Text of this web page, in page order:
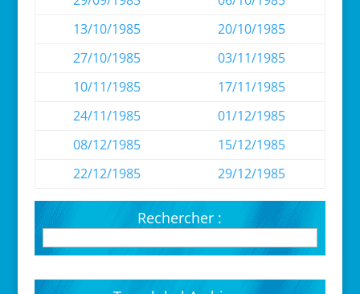
13/10/1985
20/10/1985
27/10/1985
03/11/1985
10/11/1985
17/11/1985
24/11/1985
01/12/1985
08/12/1985
15/12/1985
22/12/1985
29/12/1985
Rechercher :